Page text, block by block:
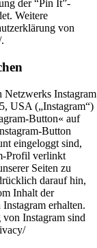
der “Pin It”-
Weitere
von
Netzwerks Instagram
USA („Instagram“)
Button« auf
Button
eingeloggt sind,
Profil verlinkt
Seiten zu
darauf hin,
Inhalt der
erhalten.
Instagram sind